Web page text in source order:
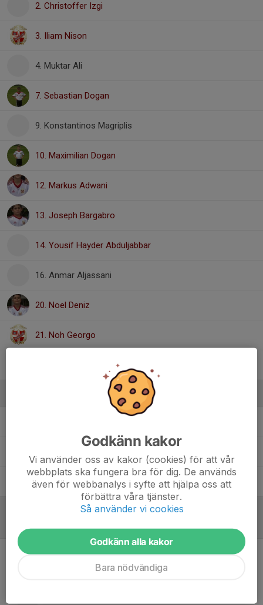
2. Christoffer Izgi
3. Iliam Nison
4. Muktar Ali
7. Sebastian Dogan
9. Konstantinos Magriplis
10. Maximilian Dogan
12. Markus Adwani
13. Joseph Bargabro
14. Yousif Hayder Abduljabbar
16. Anmar Aljassani
20. Noel Deniz
21. Noh Georgo
Sulle BaysalTränare
Inför match/Referat
Inget referat skrivet
Godkänn kakor
Vi använder oss av kakor (cookies) för att vår
webbplats ska fungera bra för dig. De används
även för webbanalys i syfte att hjälpa oss att
förbättra våra tjänster.
Så använder vi cookies
Godkänn alla kakor
Bara nödvändiga